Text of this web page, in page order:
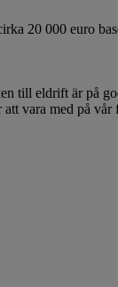
20 000 euro
till eldrift är på
med på vår